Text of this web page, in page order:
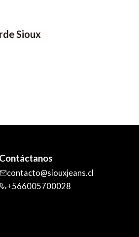
Sioux
Contáctanos
contacto@siouxjeans.cl
+566005700028